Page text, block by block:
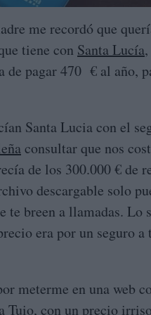
me recordó que
tiene con Santa Lucía
de pagar 470 € al año,
Santa Lucia con el
consultar que nos
de los 300.000 € de
descargable solo
te breen a llamadas. Lo
era por un seguro
meterme en una web
Tuio, con un precio